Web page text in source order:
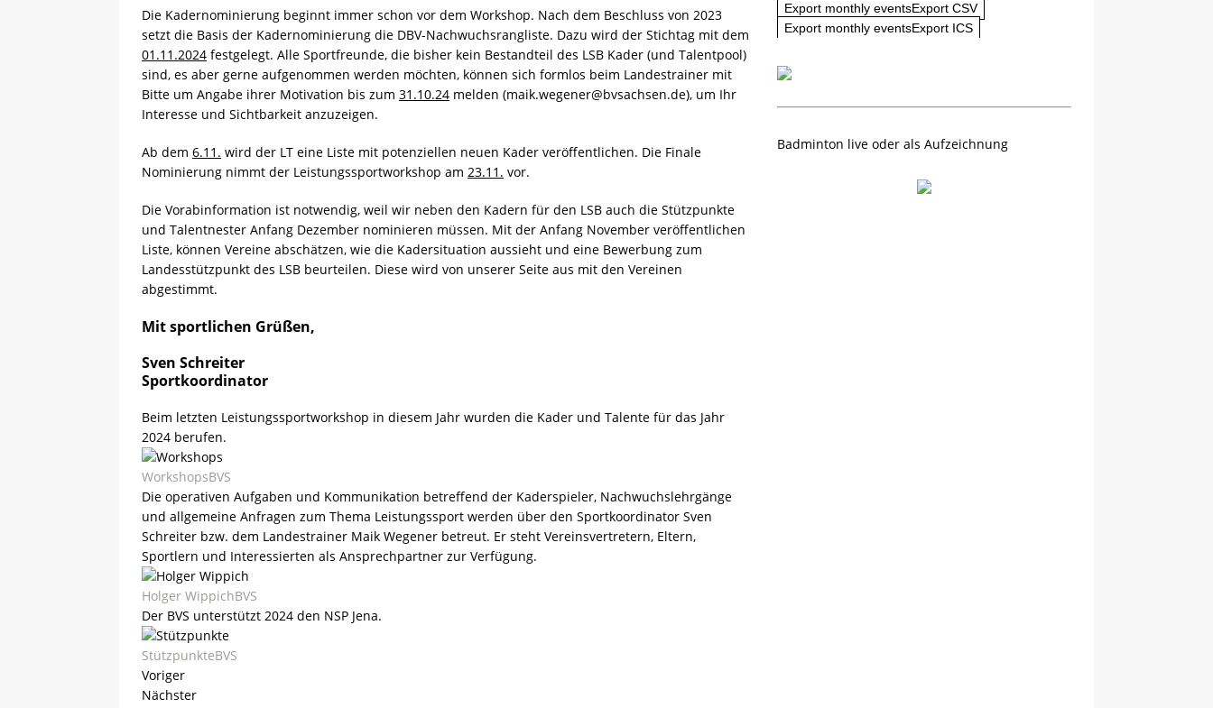
Die Kadernominierung beginnt immer schon vor dem Workshop. Nach dem Beschluss von 2023
setzt die Basis der Kadernominierung die DBV-Nachwuchsrangliste. Dazu wird der Stichtag mit dem
01.11.2024 festgelegt. Alle Sportfreunde, die bisher kein Bestandteil des LSB Kader (und Talentpool)
sind, es aber gerne aufgenommen werden möchten, können sich formlos beim Landestrainer mit
Bitte um Angabe ihrer Motivation bis zum 31.10.24 melden (maik.wegener@bvsachsen.de), um Ihr
Interesse und Sichtbarkeit anzuzeigen.
Ab dem 6.11. wird der LT eine Liste mit potenziellen neuen Kader veröffentlichen. Die Finale
Nominierung nimmt der Leistungssportworkshop am 23.11. vor.
Die Vorabinformation ist notwendig, weil wir neben den Kadern für den LSB auch die Stützpunkte
und Talentnester Anfang Dezember nominieren müssen. Mit der Anfang November veröffentlichen
Liste, können Vereine abschätzen, wie die Kadersituation aussieht und eine Bewerbung zum
Landesstützpunkt des LSB beurteilen. Diese wird von unserer Seite aus mit den Vereinen
abgestimmt.
Mit sportlichen Grüßen,
Sven Schreiter
Sportkoordinator
Beim letzten Leistungssportworkshop in diesem Jahr wurden die Kader und Talente für das Jahr
2024 berufen.
WorkshopsBVS
Die operativen Aufgaben und Kommunikation betreffend der Kaderspieler, Nachwuchslehrgänge
und allgemeine Anfragen zum Thema Leistungssport werden über den Sportkoordinator Sven
Schreiter bzw. dem Landestrainer Maik Wegener betreut. Er steht Vereinsvertretern, Eltern,
Sportlern und Interessierten als Ansprechpartner zur Verfügung.
Holger WippichBVS
Der BVS unterstützt 2024 den NSP Jena.
StützpunkteBVS
Voriger
Nächster
Export monthly eventsExport CSV
Export monthly eventsExport ICS
Badminton live oder als Aufzeichnung